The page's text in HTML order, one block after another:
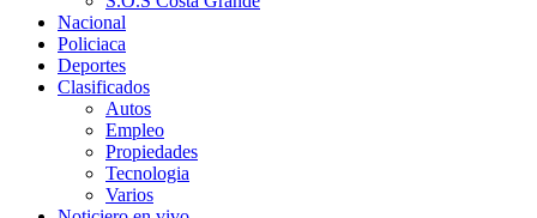
Nacional
Policiaca
Deportes
Clasificados
Autos
Empleo
Propiedades
Tecnologia
Varios